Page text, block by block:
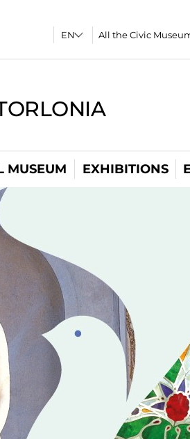
All the Civic
MUSEUM EXHIBITIONS